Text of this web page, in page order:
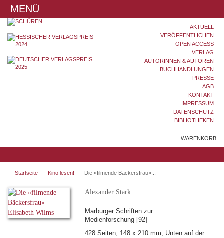
MENÜ
AKTUELL
VERÖFFENTLICHEN
OPEN ACCESS
VERLAG
AUTORINNEN & AUTOREN
BUCHHANDLUNGEN
PRESSE
AGB
KONTAKT
IMPRESSUM
DATENSCHUTZ
BIBLIOTHEKEN
WARENKORB
Startseite Kino lesen! Die «filmende Bäckersfrau»...
Alexander Stark
Marburger Schriften zur
Medienforschung [92]
428 Seiten, 148 x 210 mm, Unten auf der